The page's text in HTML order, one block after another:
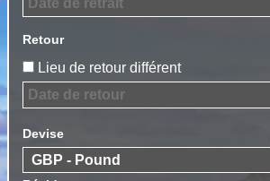
Retour
Lieu de retour différent
Devise